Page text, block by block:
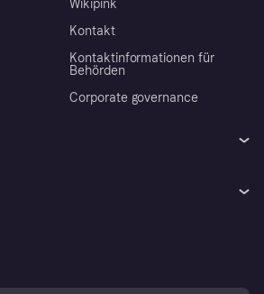
Wikipink
Kontakt
Kontaktinformationen für
Behörden
Corporate governance
Dein Widerrufsrecht